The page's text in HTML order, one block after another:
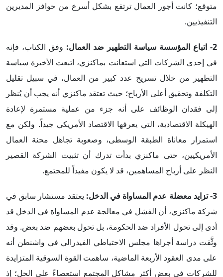
متوقع؛ كانت أجور العمال ترتفع بشكل أسرع من حوافز المديرين
التنفيذيين.
2- اتباع المؤسسة سياسة التطهير ضد العمال : وفق الكتاب، فإنه
في إحدى الشركات التي استعانت بماكنزي، اتبعت الأخيرة سياسة
التطهير من خلال تسريح عدد كبير من العمال، في سبيل تقليل
التكلفة وتحقيق أعلى الأرباح؛ حيث تعتقد ماكنزي أنه يجب أن يُنظر
إلى فقدان الوظائف على أنه جزء من عملية مستمرة لإعادة
الهيكلة الاقتصادية، التي يعرفها الاقتصاد الأمريكي جيداً. ولكن مع
استمرار معاناة الطبقة الوسطى، وصعوبة تجاهل محنة العمال
الأمريكيين، حتى ماكنزي بدأت تدرك أن تثبيت الشركة القصير
النظر على أرباح المساهمين، قد لا يكون مفيداً للمجتمع.
3- تزايد معضلة عدم المساواة في الدخل : يعتقد مستشار سابق في
شركة ماكنزي، أن الفشل في معالجة عدم المساواة في الدخل قد
أدى إلى تحول الأفراد ضد الحكومة، بل تحول بعضهم ضد بعض. وقد
وثَّقت دراسة أجراها مجلس الاحتياطي الفيدرالي في واشنطن أنه
على مدى العقود الأربعة الماضية، ساهمت القوة السوقية المتزايدة
للشركات في بعض أكثر مشاكل المجتمع استعصاءً على الحل؛ إذ